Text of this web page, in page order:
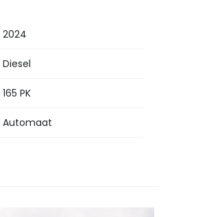
2024
Diesel
165 PK
Automaat